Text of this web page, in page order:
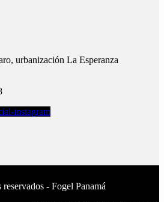
urbanización La Esperanza
instagram
- Fogel Panamá